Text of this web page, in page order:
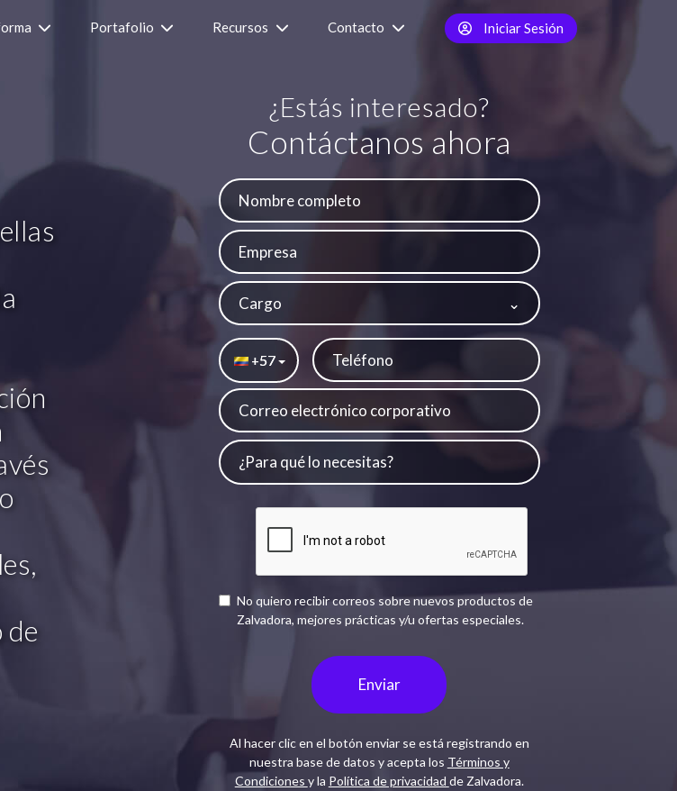
Portafolio Recursos Contacto Iniciar Sesión
¿Estás interesado?
Contáctanos ahora
Cargo
+57
No quiero recibir correos sobre nuevos productos de
Zalvadora, mejores prácticas y/u ofertas especiales.
Enviar
Al hacer clic en el botón enviar se está registrando en
nuestra base de datos y acepta los Términos y
Condiciones y la Política de privacidad de Zalvadora.